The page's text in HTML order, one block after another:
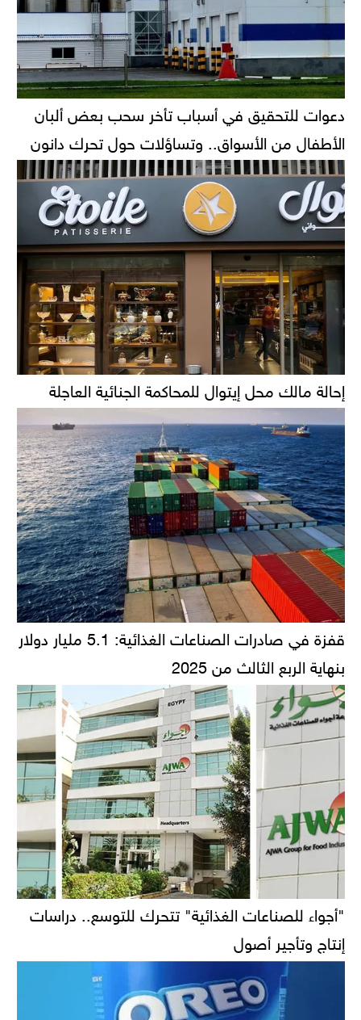
دعوات للتحقيق في أسباب تأخر سحب بعض ألبان
الأطفال من الأسواق.. وتساؤلات حول تحرك دانون
إحالة مالك محل إيتوال للمحاكمة الجنائية العاجلة
قفزة في صادرات الصناعات الغذائية: 5.1 مليار دولار
بنهاية الربع الثالث من 2025
"أجواء للصناعات الغذائية" تتحرك للتوسع.. دراسات
إنتاج وتأجير أصول